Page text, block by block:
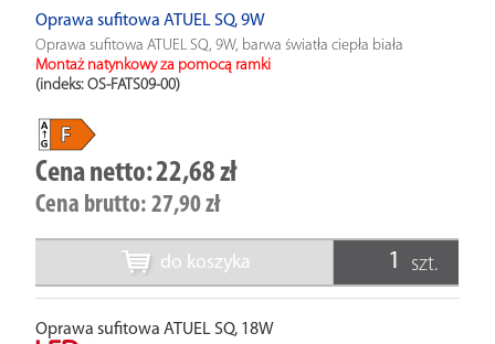
Oprawa sufitowa ATUEL SQ, 9W
Oprawa sufitowa ATUEL SQ, 9W, barwa światła ciepła biała
Montaż natynkowy za pomocą ramki
(indeks: OS-FATS09-00)
Cena netto:22,68 zł
Cena brutto: 27,90 zł
do koszyka szt.
Oprawa sufitowa ATUEL SQ, 18W